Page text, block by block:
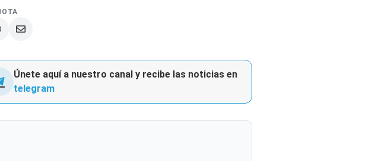
Únete aquí a nuestro canal y recibe las noticias en
telegram